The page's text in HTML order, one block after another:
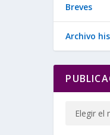
Breves
Archivo